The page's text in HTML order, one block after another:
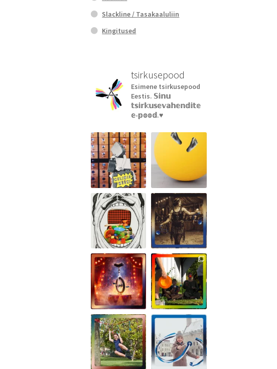
Slackline / Tasakaaluliin
Kingitused
tsirkusepood
Esimene tsirkusepood
Eestis. 𝕊𝕚𝕟𝕦
𝕥𝕤𝕚𝕣𝕜𝕦𝕤𝕖𝕧𝕒𝕙𝕖𝕟𝕕𝕚𝕥𝕖
𝕖-𝕡𝕠𝕠𝕕.♥︎